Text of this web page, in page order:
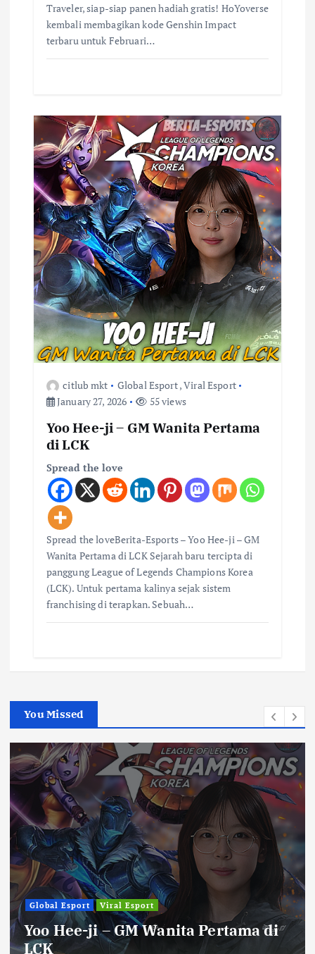
Traveler, siap-siap panen hadiah gratis! HoYoverse
kembali membagikan kode Genshin Impact
terbaru untuk Februari…
citlub mkt Global Esport,Viral Esport
January 27, 2026
55 views
Yoo Hee-ji – GM Wanita Pertama
di LCK
Spread the love
Spread the loveBerita-Esports – Yoo Hee-ji – GM
Wanita Pertama di LCK Sejarah baru tercipta di
panggung League of Legends Champions Korea
(LCK). Untuk pertama kalinya sejak sistem
franchising di terapkan. Sebuah…
You Missed
Global Esport Viral Esport
Yoo Hee-ji – GM Wanita Pertama di
LCK